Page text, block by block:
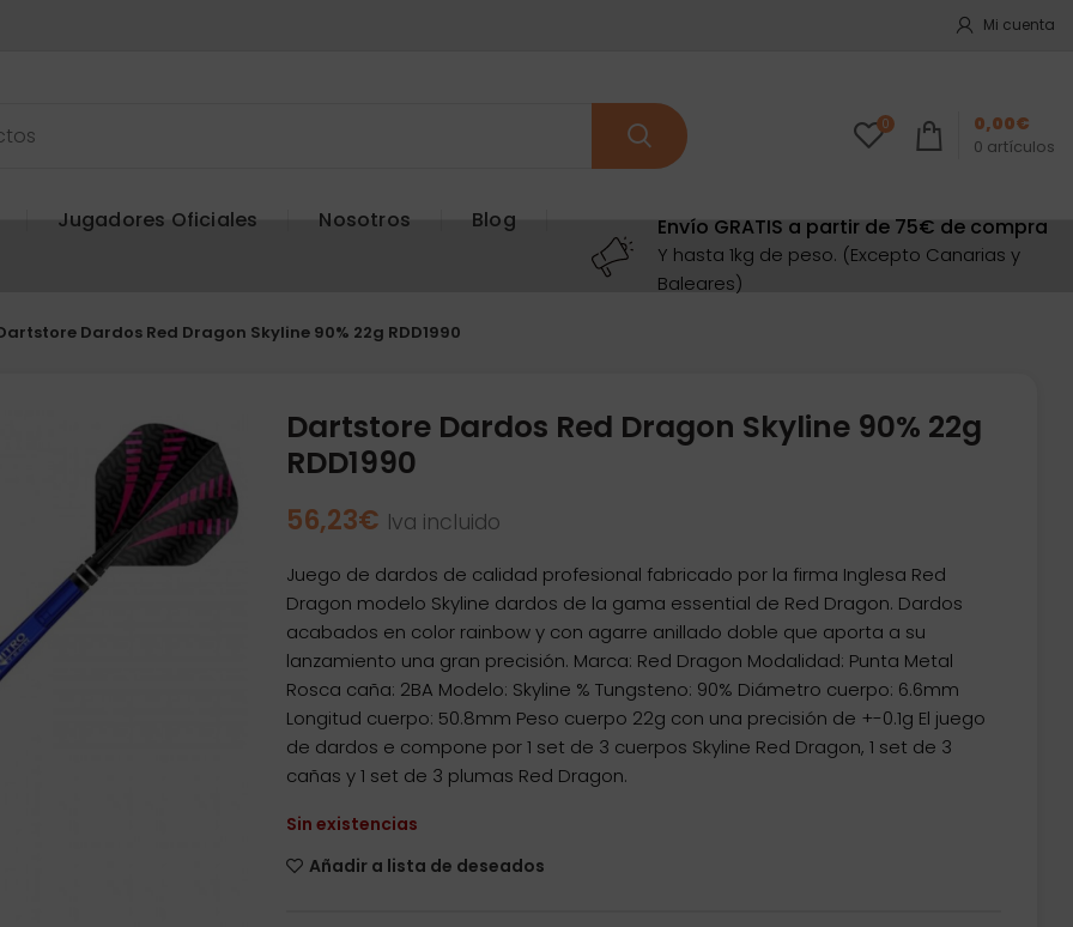
Mi cuenta
0
0 artículos
0,00€
Jugadores Oficiales Nosotros Blog Envío GRATIS a partir de 75€ de compra
Y hasta 1kg de peso. (Excepto Canarias y
Baleares)
Dardos Red Dragon Skyline 90% 22g RDD1990
Dartstore Dardos Red Dragon Skyline 90% 22g
RDD1990
56,23€ Iva incluido
Juego de dardos de calidad profesional fabricado por la firma Inglesa Red
Dragon modelo Skyline dardos de la gama essential de Red Dragon. Dardos
acabados en color rainbow y con agarre anillado doble que aporta a su
lanzamiento una gran precisión. Marca: Red Dragon Modalidad: Punta Metal
Rosca caña: 2BA Modelo: Skyline % Tungsteno: 90% Diámetro cuerpo: 6.6mm
Longitud cuerpo: 50.8mm Peso cuerpo 22g con una precisión de +-0.1g El juego
de dardos e compone por 1 set de 3 cuerpos Skyline Red Dragon, 1 set de 3
cañas y 1 set de 3 plumas Red Dragon.
Sin existencias
Añadir a lista de deseados